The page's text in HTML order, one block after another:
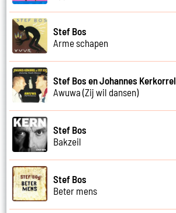
Stef Bos
Arme schapen
Stef Bos en Johannes Kerkorrel
Awuwa (Zij wil dansen)
Stef Bos
Bakzeil
Stef Bos
Beter mens